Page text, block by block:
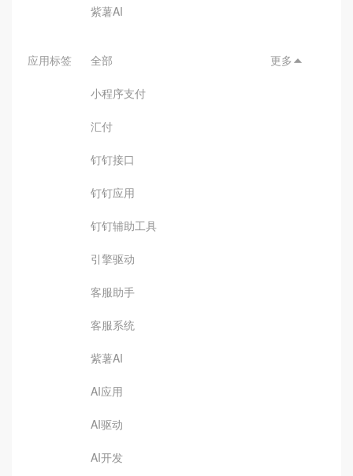
紫薯AI
应用标签 全部
小程序支付
汇付
钉钉接口
钉钉应用
钉钉辅助工具
引擎驱动
客服助手
客服系统
紫薯AI
AI应用
AI驱动
AI开发
更多 